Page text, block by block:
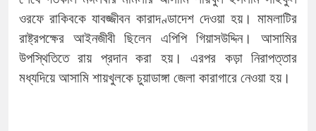
ওরফে রাকিবকে যাবজ্জীবন কারাদণ্ডাদেশ দেওয়া হয়। মামলাটির
রাষ্ট্রপক্ষের আইনজীবী ছিলেন এপিপি গিয়াসউদ্দিন। আসামির
উপস্থিতিতে রায় প্রদান করা হয়। এরপর কড়া নিরাপত্তার
মধ্যদিয়ে আসামি শায়খুলকে চুয়াডাঙ্গা জেলা কারাগারে নেওয়া হয়।